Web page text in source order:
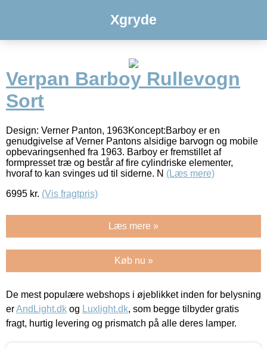
Xgryde
Verpan Barboy Rullevogn
Sort
Design: Verner Panton, 1963Koncept:Barboy er en
genudgivelse af Verner Pantons alsidige barvogn og mobile
opbevaringsenhed fra 1963. Barboy er fremstillet af
formpresset træ og består af fire cylindriske elementer,
hvoraf to kan svinges ud til siderne. N (Læs mere)
6995 kr. (Vis fragtpris)
Læs mere »
Køb nu »
De mest populære webshops i øjeblikket inden for belysning
erAndLight.dk og Luxlight.dk, som begge tilbyder gratis
fragt, hurtig levering og prismatch på alle deres lamper.